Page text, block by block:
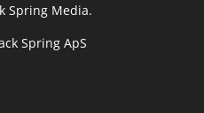
Spring Media.
Spring ApS